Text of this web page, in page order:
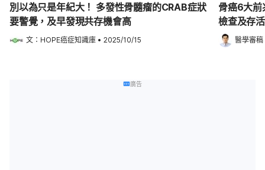
別以為只是年紀大！ 多發性骨髓瘤的CRAB症狀
要警覺，及早發現共存機會高
文： HOPE癌症知識庫 • 2025/10/15
骨癌6大前
檢查及存
醫學審稿
廣告